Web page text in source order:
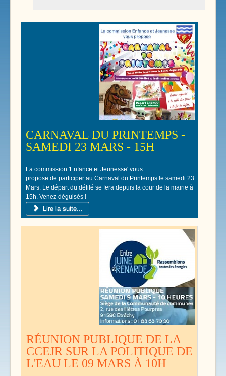
CARNAVAL DU PRINTEMPS -
SAMEDI 23 MARS - 15H
La commission 'Enfance et Jeunesse' vous
propose de participer au Carnaval du Printemps le samedi 23
Mars. Le départ du défilé se fera depuis la cour de la mairie à
15h. Venez déguisés !
Lire la suite...
RÉUNION PUBLIQUE DE LA
CCEJR SUR LA POLITIQUE DE
L'EAU LE 09 MARS À 10H